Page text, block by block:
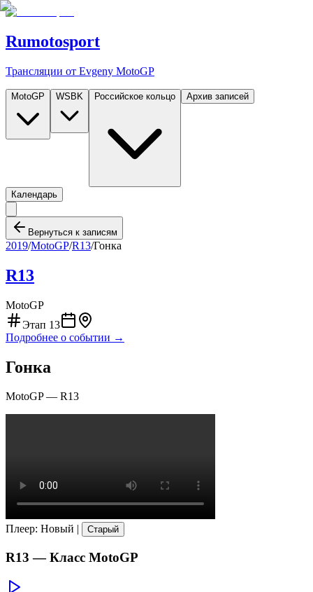
Rumotosport
Трансляции от Evgeny MotoGP
MotoGP WSBK Российское кольцо Архив записей
Календарь
Вернуться к записям
2019/MotoGP/R13/Гонка
R13
MotoGP
Этап 13
Подробнее о событии →
Гонка
MotoGP— R13
Плеер: Новый | Старый
R13 — Класс MotoGP